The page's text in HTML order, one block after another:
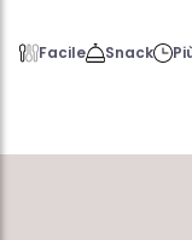
Facile Snack